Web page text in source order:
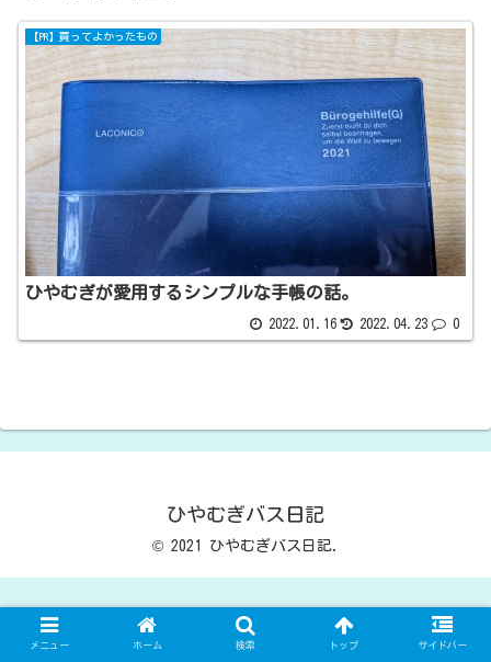
【PR】買ってよかったもの
ひやむぎが愛用するシンプルな手帳の話。
2022.01.16 2022.04.23 0
ひやむぎバス日記
© 2021 ひやむぎバス日記.
メニュー ホーム 検索 トップ サイドバー